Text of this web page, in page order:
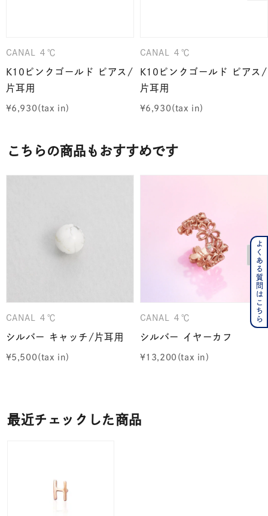
CANAL ４℃
K10ピンクゴールド ピアス/
片耳用
¥6,930
CANAL ４℃
K10ピンクゴールド ピアス/
片耳用
¥6,930
こちらの商品もおすすめです
CANAL ４℃
シルバー キャッチ/片耳用
¥5,500
CANAL ４℃
シルバー イヤーカフ
¥13,200
最近チェックした商品
よくある質問はこちら